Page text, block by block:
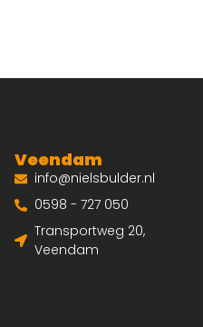
Veendam
info@nielsbulder.nl
0598 - 727 050
Transportweg 20,
Veendam